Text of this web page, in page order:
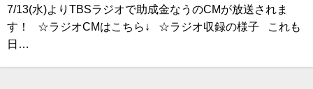
7/13(水)よりTBSラジオで助成金なうのCMが放送されま
す！ ☆ラジオCMはこちら↓ ☆ラジオ収録の様子 これも
日…